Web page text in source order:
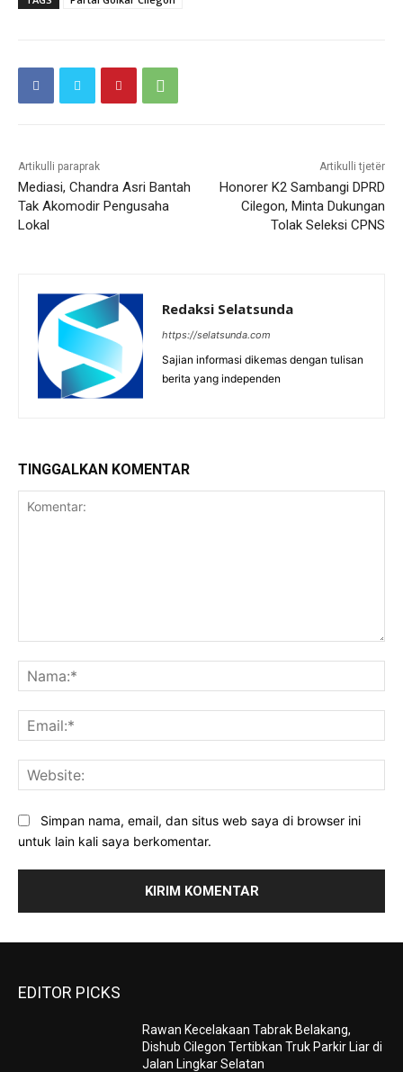
Artikulli paraprak
Mediasi, Chandra Asri Bantah
Tak Akomodir Pengusaha
Lokal
Artikulli tjetër
Honorer K2 Sambangi DPRD
Cilegon, Minta Dukungan
Tolak Seleksi CPNS
Redaksi Selatsunda
https://selatsunda.com
Sajian informasi dikemas dengan tulisan
berita yang independen
TINGGALKAN KOMENTAR
Simpan nama, email, dan situs web saya di browser ini
untuk lain kali saya berkomentar.
EDITOR PICKS
Rawan Kecelakaan Tabrak Belakang,
Dishub Cilegon Tertibkan Truk Parkir Liar di
Jalan Lingkar Selatan